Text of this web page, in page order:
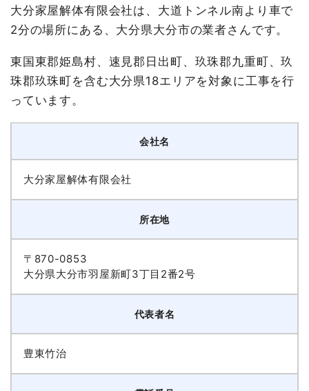
大分家屋解体有限会社は、大道トンネル南より車で
2分の場所にある、大分県大分市の業者さんです。
東国東郡姫島村、速見郡日出町、玖珠郡九重町、玖
珠郡玖珠町を含む大分県18エリアを対象に工事を行
っています。
会社名
大分家屋解体有限会社
所在地
〒870-0853
大分県大分市羽屋新町3丁目2番2号​
代表者名
豊東竹治